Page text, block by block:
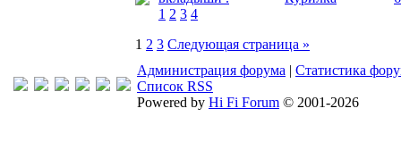
1 2 3 4
1 2 3 Следующая страница »
Администрация форума | Статистика
Список RSS
Powered by Hi Fi Forum © 2001-2026